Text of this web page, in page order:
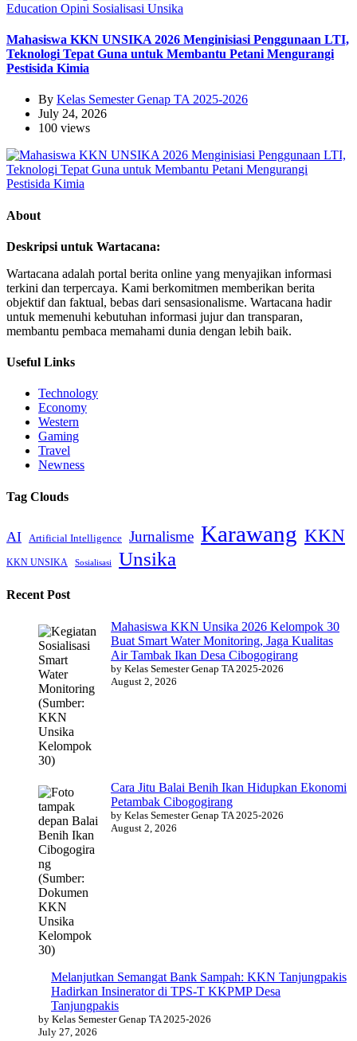
Education Opini Sosialisasi Unsika
Mahasiswa KKN UNSIKA 2026 Menginisiasi Penggunaan LTI,
Teknologi Tepat Guna untuk Membantu Petani Mengurangi
Pestisida Kimia
By Kelas Semester Genap TA 2025-2026
July 24, 2026
100 views
About
Deskripsi untuk Wartacana:
Wartacana adalah portal berita online yang menyajikan informasi
terkini dan terpercaya. Kami berkomitmen memberikan berita
objektif dan faktual, bebas dari sensasionalisme. Wartacana hadir
untuk memenuhi kebutuhan informasi jujur dan transparan,
membantu pembaca memahami dunia dengan lebih baik.
Useful Links
Technology
Economy
Western
Gaming
Travel
Newness
Tag Clouds
AI Artificial Intelligence Jurnalisme Karawang KKN
KKN UNSIKA Sosialisasi Unsika
Recent Post
Mahasiswa KKN Unsika 2026 Kelompok 30
Buat Smart Water Monitoring, Jaga Kualitas
Air Tambak Ikan Desa Cibogogirang
by Kelas Semester Genap TA 2025-2026
August 2, 2026
Cara Jitu Balai Benih Ikan Hidupkan Ekonomi
Petambak Cibogogirang
by Kelas Semester Genap TA 2025-2026
August 2, 2026
Melanjutkan Semangat Bank Sampah: KKN Tanjungpakis
Hadirkan Insinerator di TPS-T KKPMP Desa
Tanjungpakis
by Kelas Semester Genap TA 2025-2026
July 27, 2026